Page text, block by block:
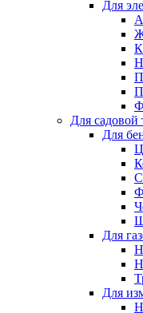
Для
Для садовой
Для
Для
Для